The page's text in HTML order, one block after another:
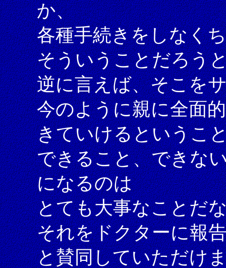
か、
各種手続きをしなく
そういうことだろう
逆に言えば、そこを
今のように親に全面
きていけるというこ
できること、できな
になるのは
とても大事なことだ
それをドクターに報
と賛同していただけ